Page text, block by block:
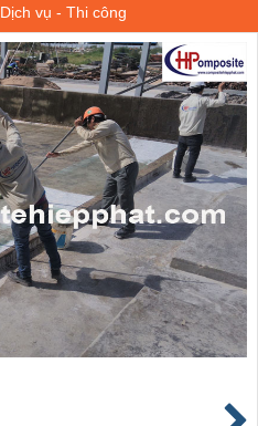
Dịch vụ - Thi công